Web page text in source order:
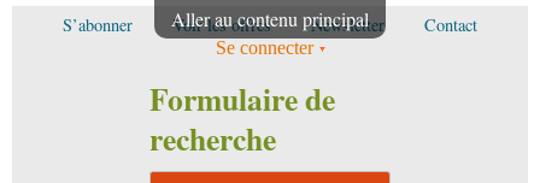
Aller au contenu principal
S’abonner Voir les offres Newsletter Contact
Se connecter
Formulaire de
recherche